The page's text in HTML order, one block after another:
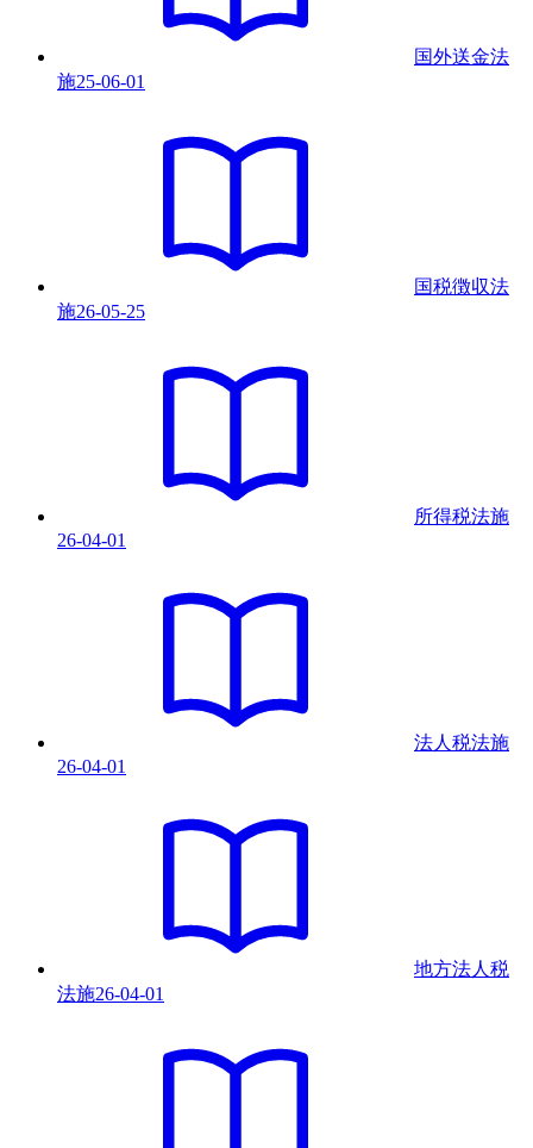
国外送金法
施25-06-01
国税徴収法
施26-05-25
所得税法施
26-04-01
法人税法施
26-04-01
地方法人税
法施26-04-01